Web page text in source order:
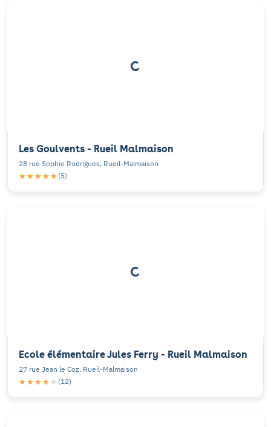
Les Goulvents - Rueil Malmaison
28 rue Sophie Rodrigues, Rueil-Malmaison
★★★★★
★★★★★ (5)
Ecole élémentaire Jules Ferry - Rueil Malmaison
27 rue Jean le Coz, Rueil-Malmaison
★★★★★
★★★★★ (12)